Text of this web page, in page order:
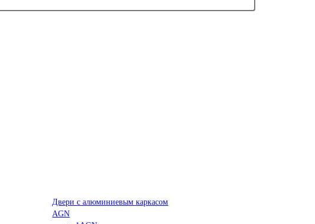
Двери с алюминиевым каркасом
AGN